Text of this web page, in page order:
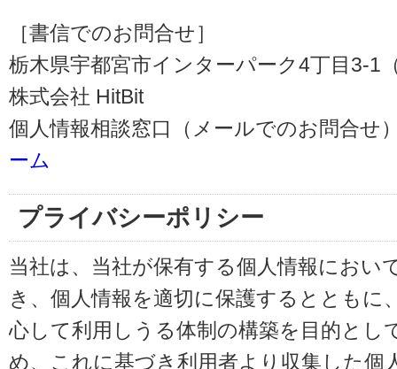
［書信でのお問合せ］
栃木県宇都宮市インターパーク4丁目3-1
株式会社 HitBit
個人情報相談窓口（メールでのお問合せ
ーム
プライバシーポリシー
当社は、当社が保有する個人情報におい
き、個人情報を適切に保護するとともに
心して利用しうる体制の構築を目的とし
め、これに基づき利用者より収集した個